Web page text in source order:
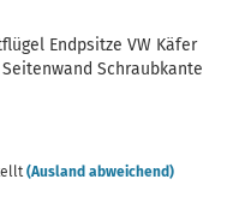
Endpsitze VW Käfer
Schraubkante
(Ausland abweichend)